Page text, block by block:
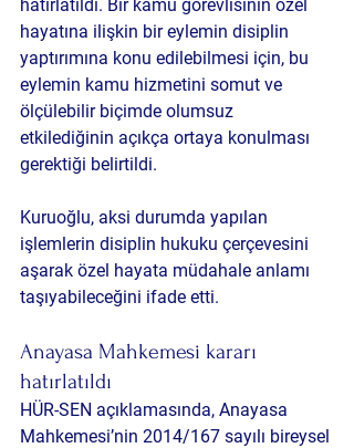
hatırlatıldı. Bir kamu görevlisinin özel
hayatına ilişkin bir eylemin disiplin
yaptırımına konu edilebilmesi için, bu
eylemin kamu hizmetini somut ve
ölçülebilir biçimde olumsuz
etkilediğinin açıkça ortaya konulması
gerektiği belirtildi.
Kuruoğlu, aksi durumda yapılan
işlemlerin disiplin hukuku çerçevesini
aşarak özel hayata müdahale anlamı
taşıyabileceğini ifade etti.
Anayasa Mahkemesi kararı
hatırlatıldı
HÜR-SEN açıklamasında, Anayasa
Mahkemesi’nin 2014/167 sayılı bireysel